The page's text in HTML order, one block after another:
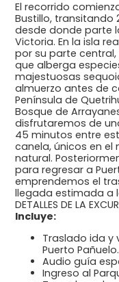
El recorrido
Bustillo, transitando
desde donde parte
Victoria. En la isla
por su parte
que alberga
majestuosas
almuerzo antes de
Península de
Bosque de
disfrutaremos de
45 minutos entre
canela, únicos en el
natural.
para regresar a
emprendemos el
llegada estimada a
DETALLES DE LA
Incluye:
Traslado ida y
Puerto Pañuelo.
Audio guía
Ingreso al